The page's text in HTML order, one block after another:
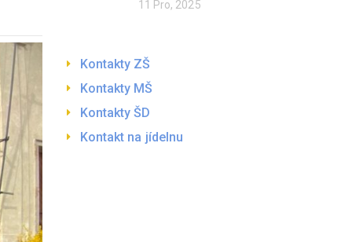
11 Pro, 2025
Kontakty ZŠ
Kontakty MŠ
Kontakty ŠD
Kontakt na jídelnu